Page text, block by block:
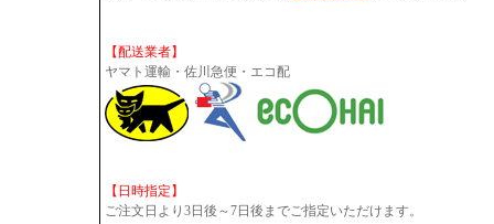
【配送業者】
ヤマト運輸・佐川急便・エコ配
【日時指定】
ご注文日より3日後～7日後までご指定いただけます。